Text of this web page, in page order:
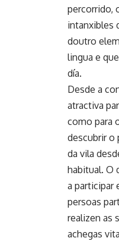
percorrido,
intanxibles
doutro
lingua e
día.
Desde a
atractiva
como para
descubrir o
da vila
habitual. O
a participar
persoas
realizen as
achegas